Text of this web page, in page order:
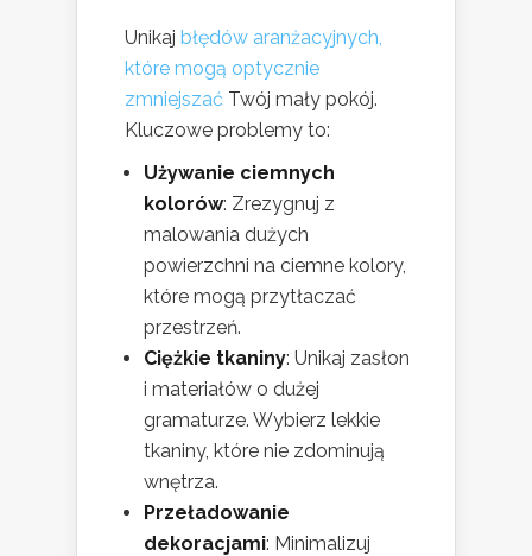
Unikaj błędów aranżacyjnych,
które mogą optycznie
zmniejszać Twój mały pokój.
Kluczowe problemy to:
Używanie ciemnych
kolorów: Zrezygnuj z
malowania dużych
powierzchni na ciemne kolory,
które mogą przytłaczać
przestrzeń.
Ciężkie tkaniny: Unikaj zasłon
i materiałów o dużej
gramaturze. Wybierz lekkie
tkaniny, które nie zdominują
wnętrza.
Przeładowanie
dekoracjami: Minimalizuj